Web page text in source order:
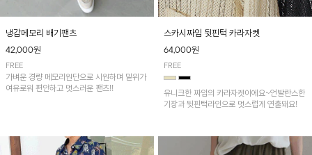
냉감메모리 배기팬츠
42,000원
FREE
가벼운 경량 메모리원단으로 시원하며 밑위가
여유로워 편안하고 멋스러운 팬츠!!
스카시짜임 뒷핀턱 카라자켓
64,000원
FREE
유니크한 짜임의 카라자켓이에요~언발란스한
기장과 뒷핀턱라인으로 멋스럽게 연출돼요!